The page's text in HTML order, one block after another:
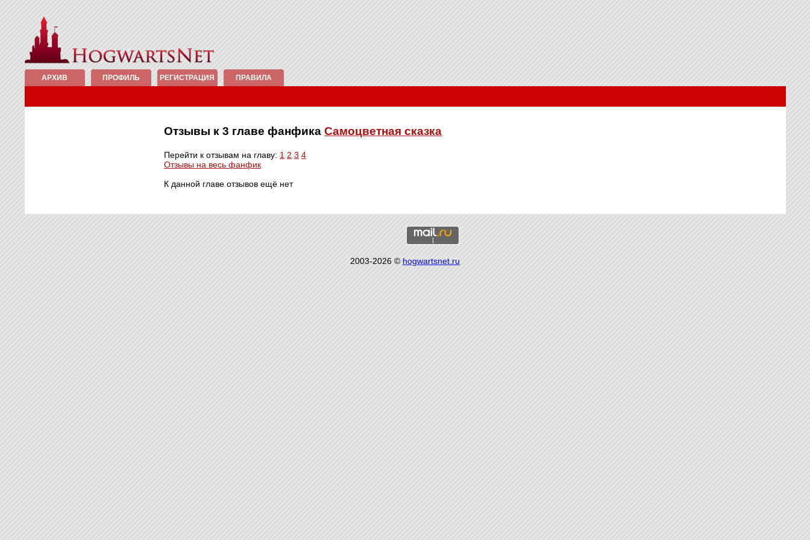
АРХИВ ПРОФИЛЬ РЕГИСТРАЦИЯ ПРАВИЛА
Отзывы к 3 главе фанфика Самоцветная сказка
Перейти к отзывам на главу: 1 2 3 4
Отзывы на весь фанфик
К данной главе отзывов ещё нет
2003-2026 ©hogwartsnet.ru